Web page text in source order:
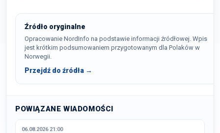
Źródło oryginalne
Opracowanie NordInfo na podstawie informacji źródłowej. Wpis
jest krótkim podsumowaniem przygotowanym dla Polaków w
Norwegii.
Przejdź do źródła →
POWIĄZANE WIADOMOŚCI
06.08.2026 21:00